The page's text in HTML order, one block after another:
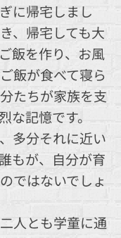
に帰宅しまし
、帰宅しても大
飯を作り、お風
飯が食べて寝ら
たちが家族を支
な記憶です。
多分それに近い
もが、自分が育
ではないでしょ
人とも学童に通